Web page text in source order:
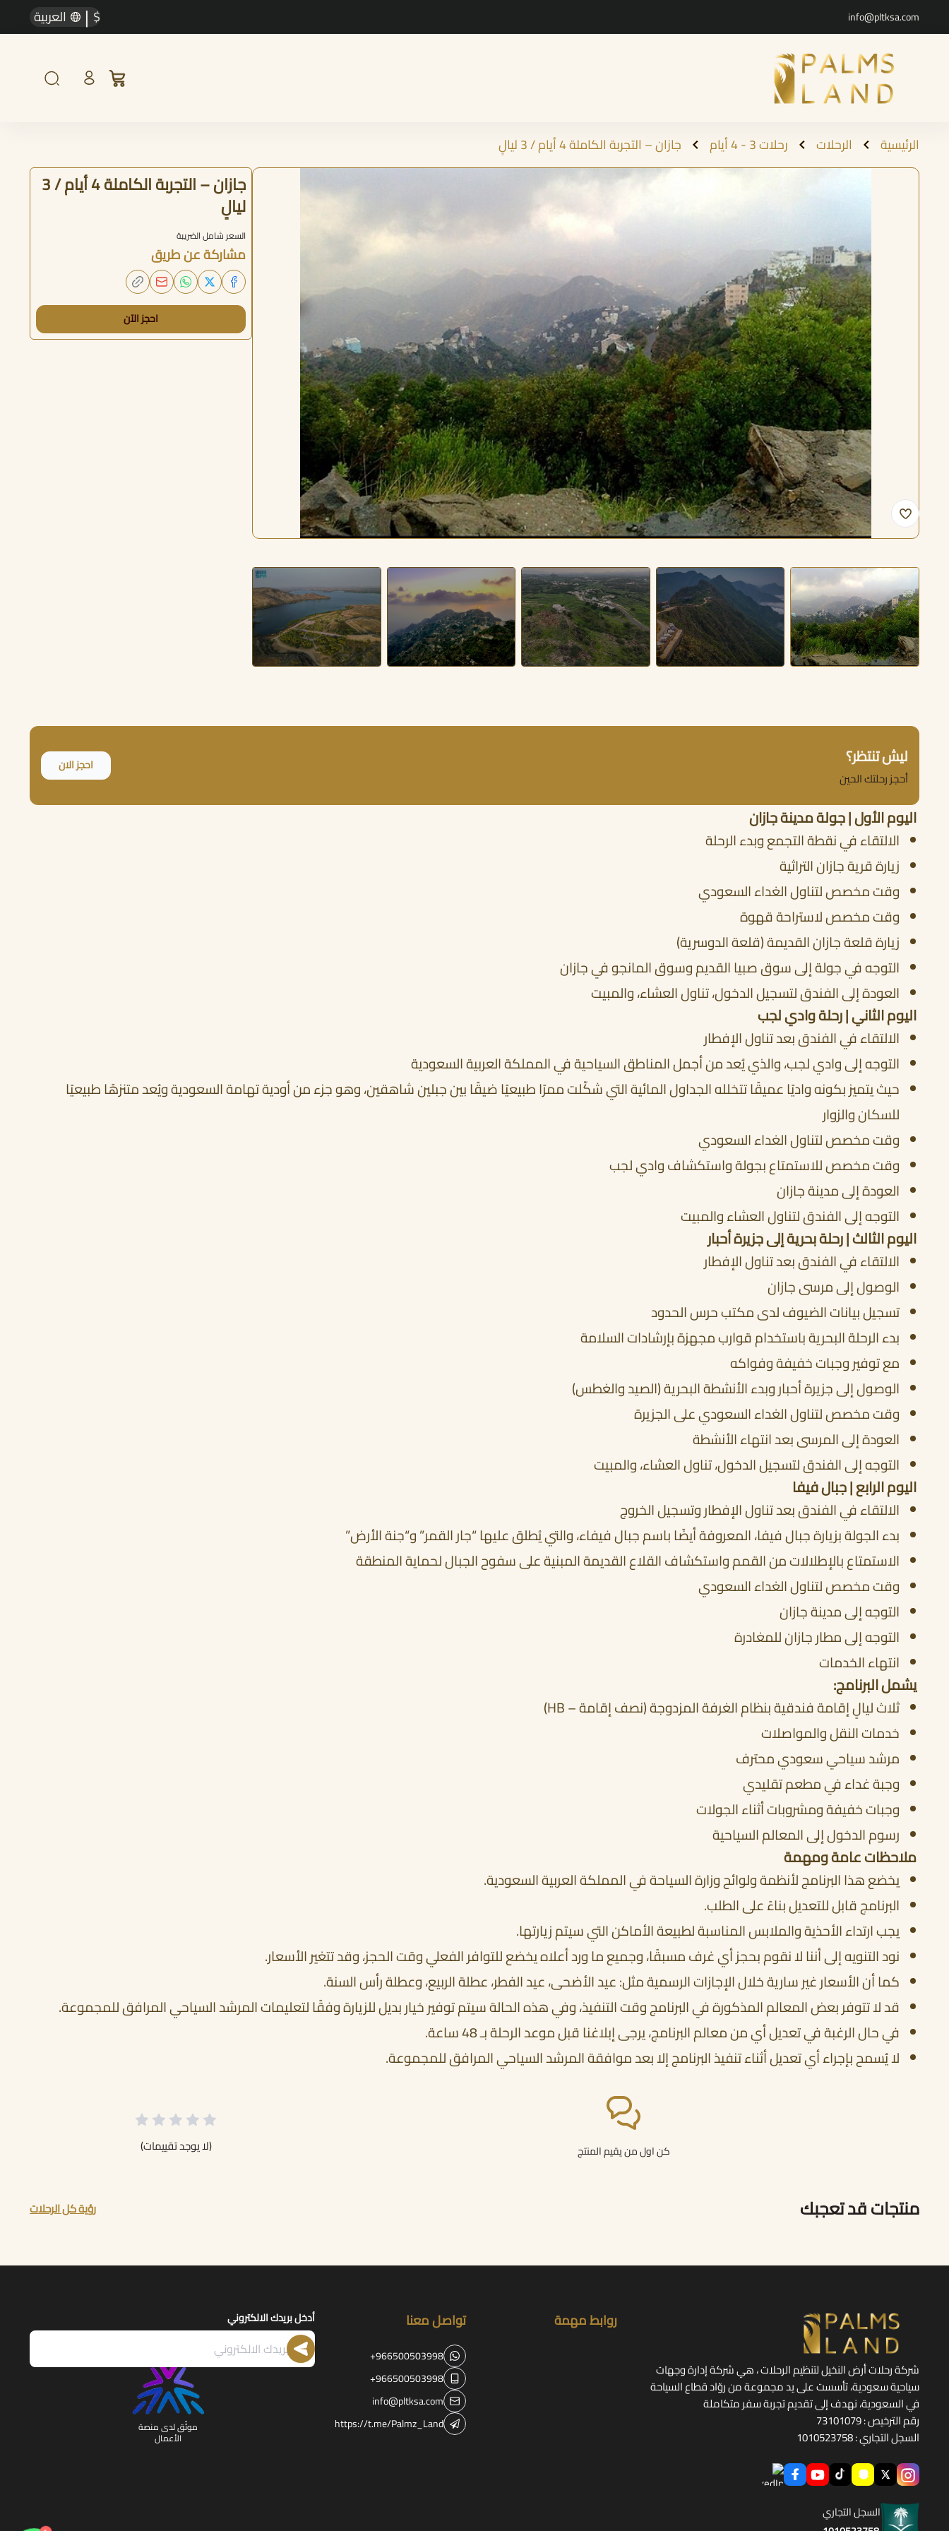
info@pltksa.com
$
| العربية
الرئيسية الرحلات رحلات 3 - 4 أيام جازان – التجربة الكاملة 4 أيام / 3 ليالٍ
جازان – التجربة الكاملة 4 أيام / 3
ليالٍ
السعر شامل الضريبة
مشاركة عن طريق
احجز الآن
ليش تنتظر؟
أحجز رحلتك الحين
احجز الان
اليوم الأول | جولة مدينة جازان
الالتقاء في نقطة التجمع وبدء الرحلة
زيارة قرية جازان التراثية
وقت مخصص لتناول الغداء السعودي
وقت مخصص لاستراحة قهوة
زيارة قلعة جازان القديمة (قلعة الدوسرية)
التوجه في جولة إلى سوق صبيا القديم وسوق المانجو في جازان
العودة إلى الفندق لتسجيل الدخول، تناول العشاء، والمبيت
اليوم الثاني | رحلة وادي لجب
الالتقاء في الفندق بعد تناول الإفطار
التوجه إلى وادي لجب، والذي يُعد من أجمل المناطق السياحية في المملكة العربية السعودية
حيث يتميز بكونه واديًا عميقًا تتخلله الجداول المائية التي شكّلت ممرًا طبيعيًا ضيقًا بين جبلين شاهقين، وهو جزء من أودية تهامة السعودية ويُعد متنزهًا طبيعيًا
للسكان والزوار
وقت مخصص لتناول الغداء السعودي
وقت مخصص للاستمتاع بجولة واستكشاف وادي لجب
العودة إلى مدينة جازان
التوجه إلى الفندق لتناول العشاء والمبيت
اليوم الثالث | رحلة بحرية إلى جزيرة أحبار
الالتقاء في الفندق بعد تناول الإفطار
الوصول إلى مرسى جازان
تسجيل بيانات الضيوف لدى مكتب حرس الحدود
بدء الرحلة البحرية باستخدام قوارب مجهزة بإرشادات السلامة
مع توفير وجبات خفيفة وفواكه
الوصول إلى جزيرة أحبار وبدء الأنشطة البحرية (الصيد والغطس)
وقت مخصص لتناول الغداء السعودي على الجزيرة
العودة إلى المرسى بعد انتهاء الأنشطة
التوجه إلى الفندق لتسجيل الدخول، تناول العشاء، والمبيت
اليوم الرابع | جبال فيفا
الالتقاء في الفندق بعد تناول الإفطار وتسجيل الخروج
بدء الجولة بزيارة جبال فيفا، المعروفة أيضًا باسم جبال فيفاء، والتي يُطلق عليها “جار القمر” و“جنة الأرض”
الاستمتاع بالإطلالات من القمم واستكشاف القلاع القديمة المبنية على سفوح الجبال لحماية المنطقة
وقت مخصص لتناول الغداء السعودي
التوجه إلى مدينة جازان
التوجه إلى مطار جازان للمغادرة
انتهاء الخدمات
يشمل البرنامج:
ثلاث ليالٍ إقامة فندقية بنظام الغرفة المزدوجة (نصف إقامة – HB)
خدمات النقل والمواصلات
مرشد سياحي سعودي محترف
وجبة غداء في مطعم تقليدي
وجبات خفيفة ومشروبات أثناء الجولات
رسوم الدخول إلى المعالم السياحية
ملاحظات عامة ومهمة
يخضع هذا البرنامج لأنظمة ولوائح وزارة السياحة في المملكة العربية السعودية.
البرنامج قابل للتعديل بناءً على الطلب.
يجب ارتداء الأحذية والملابس المناسبة لطبيعة الأماكن التي سيتم زيارتها.
نود التنويه إلى أننا لا نقوم بحجز أي غرف مسبقًا، وجميع ما ورد أعلاه يخضع للتوافر الفعلي وقت الحجز، وقد تتغير الأسعار.
كما أن الأسعار غير سارية خلال الإجازات الرسمية مثل: عيد الأضحى، عيد الفطر، عطلة الربيع، وعطلة رأس السنة.
قد لا تتوفر بعض المعالم المذكورة في البرنامج وقت التنفيذ، وفي هذه الحالة سيتم توفير خيار بديل للزيارة وفقًا لتعليمات المرشد السياحي المرافق للمجموعة.
في حال الرغبة في تعديل أي من معالم البرنامج، يرجى إبلاغنا قبل موعد الرحلة بـ 48 ساعة.
لا يُسمح بإجراء أي تعديل أثناء تنفيذ البرنامج إلا بعد موافقة المرشد السياحي المرافق للمجموعة.
كن اول من يقيم المنتج (لا يوجد تقييمات)
منتجات قد تعجبك رؤية كل الرحلات
شركة رحلات أرض النخيل لتنظيم الرحلات ، هي شركة إدارة وجهات
سياحية سعودية، تأسست على يد مجموعة من روّاد قطاع السياحة
في السعودية، نهدف إلى تقديم تجربة سفر متكاملة
رقم الترخيص : 73101079
السجل التجاري : 1010523758
السجل التجاري
روابط مهمة تواصل معنا
+966500503998
+966500503998
info@pltksa.com
https://t.me/Palmz_Land
أدخل بريدك الالكتروني
موثّق لدى منصة
الأعمال